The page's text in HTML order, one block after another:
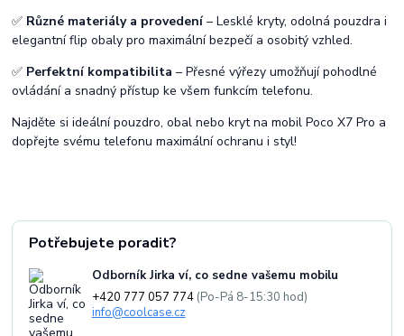
Potřebujete poradit?
Odborník Jirka ví, co sedne vašemu mobilu
+420 777 057 774 (Po-Pá 8-15:30 hod)
info@coolcase.cz
✅ Různé materiály a provedení– Lesklé kryty, odolná pouzdra i
elegantní flip obaly pro maximální bezpečí a osobitý vzhled.
✅ Perfektní kompatibilita – Přesné výřezy umožňují pohodlné
ovládání a snadný přístup ke všem funkcím telefonu.
Najděte si ideální pouzdro, obal nebo kryt na mobil Poco X7 Pro a
dopřejte svému telefonu maximální ochranu i styl!